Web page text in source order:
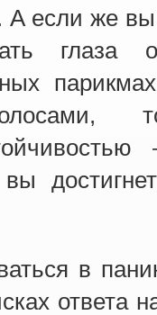
если же вы
глаза
в
ответа